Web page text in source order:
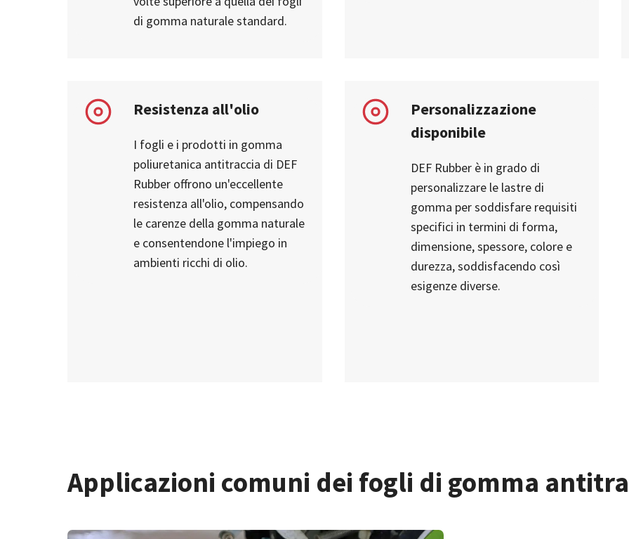
di gomma naturale standard.
Resistenza all'olio
I fogli e i prodotti in gomma
poliuretanica antitraccia di DEF
Rubber offrono un'eccellente
resistenza all'olio, compensando
le carenze della gomma naturale
e consentendone l'impiego in
ambienti ricchi di olio.
Personalizzazione
disponibile
DEF Rubber è in grado di
personalizzare le lastre di
gomma per soddisfare requisiti
specifici in termini di forma,
dimensione, spessore, colore e
durezza, soddisfacendo così
esigenze diverse.
Applicazioni comuni dei fogli di gomma